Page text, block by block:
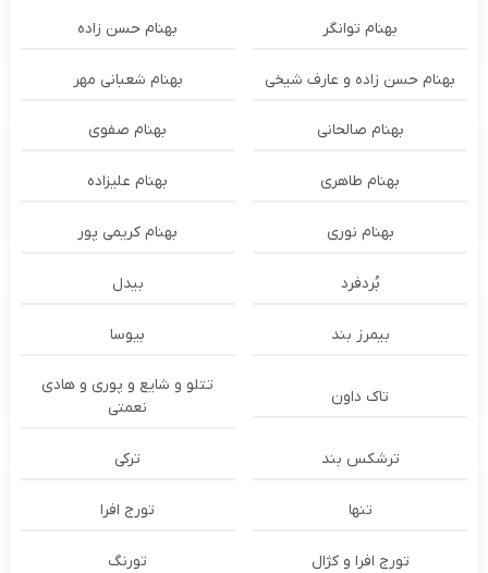
بهنام توانگر بهنام حسن زاده
بهنام حسن زاده و عارف شیخی بهنام شعبانی مهر
بهنام صالحانی بهنام صفوی
بهنام طاهری بهنام علیزاده
بهنام نوری بهنام کریمی پور
بُردفرد بیدل
بیمرز بند بیوسا
تاک داون
تتلو و شایع و پوری و هادی
نعمتی
ترشكس بند ترکی
تنها تورج افرا
تورج افرا و کژال تورنگ